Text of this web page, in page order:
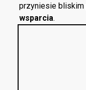
przyniesie bliskim
wsparcia.